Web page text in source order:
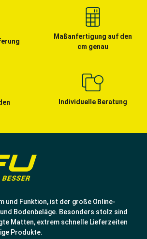
Maßanfertigung auf den
cm genau
Individuelle Beratung
und Funktion, ist der große Online-
Bodenbeläge. Besonders stolz sind
Matten, extrem schnelle Lieferzeiten
Produkte.